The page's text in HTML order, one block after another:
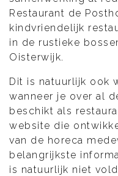
Restaurant de
kindvriendelijk
in de rustieke
Oisterwijk.
Dit is natuurlijk ook
wanneer je over al
beschikt als
website die
van de horeca
belangrijkste
is natuurlijk niet